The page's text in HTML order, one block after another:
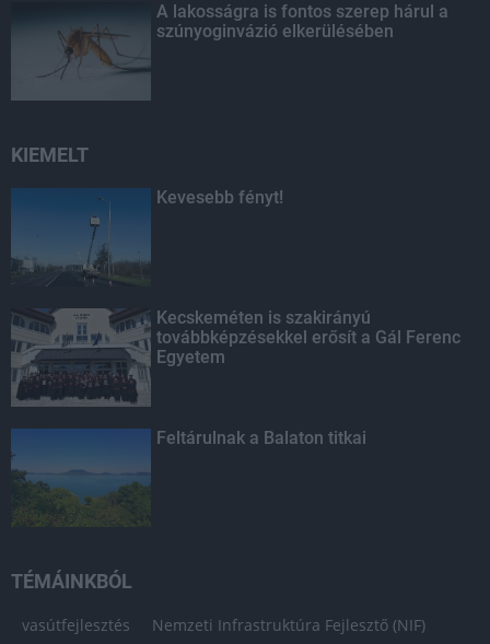
A lakosságra is fontos szerep hárul a
szúnyoginvázió elkerülésében
KIEMELT
Kevesebb fényt!
Kecskeméten is szakirányú
továbbképzésekkel erősít a Gál Ferenc
Egyetem
Feltárulnak a Balaton titkai
TÉMÁINKBÓL
vasútfejlesztés Nemzeti Infrastruktúra Fejlesztő (NIF)